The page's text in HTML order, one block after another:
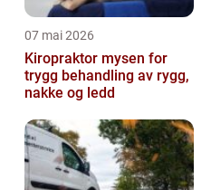
07 mai 2026
Kiropraktor mysen for
trygg behandling av rygg,
nakke og ledd